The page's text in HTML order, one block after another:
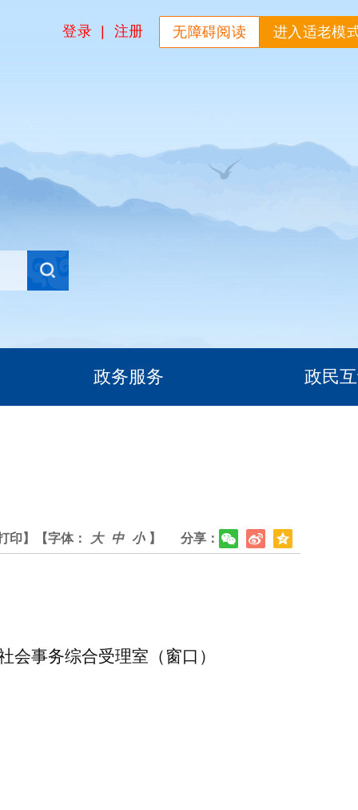
进入适老模
无障碍阅读
注册
登录
政务服务 政民
分享：
印】 【字体： 大 中 小 】
会事务综合受理室（窗口）